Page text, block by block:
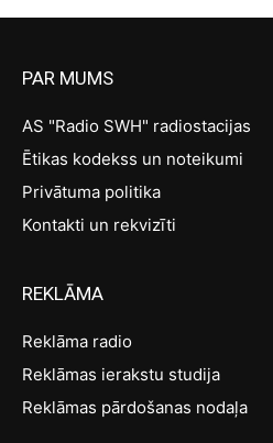
PAR MUMS
AS "Radio SWH" radiostacijas
Ētikas kodekss un noteikumi
Privātuma politika
Kontakti un rekvizīti
REKLĀMA
Reklāma radio
Reklāmas ierakstu studija
Reklāmas pārdošanas nodaļa